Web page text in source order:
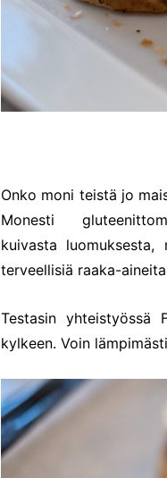
Onko moni teistä jo
Monesti
kuivasta
terveellisiä raaka-
Testasin yhteistyössä
kylkeen. Voin